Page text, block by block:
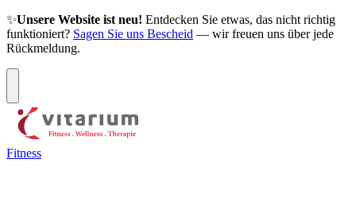
✨Unsere Website ist neu! Entdecken Sie etwas, das nicht richtig
funktioniert? Sagen Sie uns Bescheid — wir freuen uns über jede
Rückmeldung.
Fitness